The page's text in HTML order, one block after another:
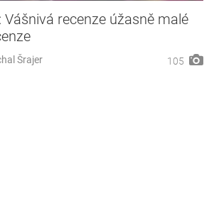
Vášnivá recenze úžasně malé
Šrajer 105